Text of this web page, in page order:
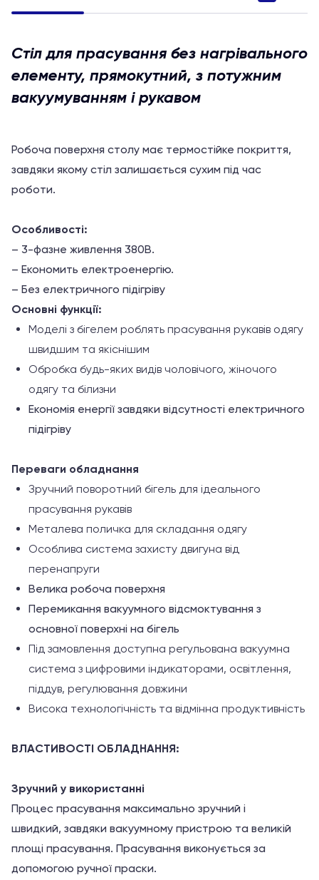
Стіл для прасування без нагрівального
елементу, прямокутний, з потужним
вакуумуванням і рукавом
Робоча поверхня столу має термостійке покриття,
завдяки якому стіл залишається сухим під час
роботи.
Особливості:
– 3-фазне живлення 380В.
– Економить електроенергію.
– Без електричного підігріву
Основні функції:
Моделі з бігелем роблять прасування рукавів одягу
швидшим та якіснішим
Обробка будь-яких видів чоловічого, жіночого
одягу та білизни
Економія енергії завдяки відсутності електричного
підігріву
Переваги обладнання
Зручний поворотний бігель для ідеального
прасування рукавів
Металева поличка для складання одягу
Особлива система захисту двигуна від
перенапруги
Велика робоча поверхня
Перемикання вакуумного відсмоктування з
основної поверхні на бігель
Під замовлення доступна регульована вакуумна
система з цифровими індикаторами, освітлення,
піддув, регулювання довжини
Висока технологічність та відмінна продуктивність
ВЛАСТИВОСТІ ОБЛАДНАННЯ:
Зручний у використанні
Процес прасування максимально зручний і
швидкий, завдяки вакуумному пристрою та великій
площі прасування. Прасування виконується за
допомогою ручної праски.